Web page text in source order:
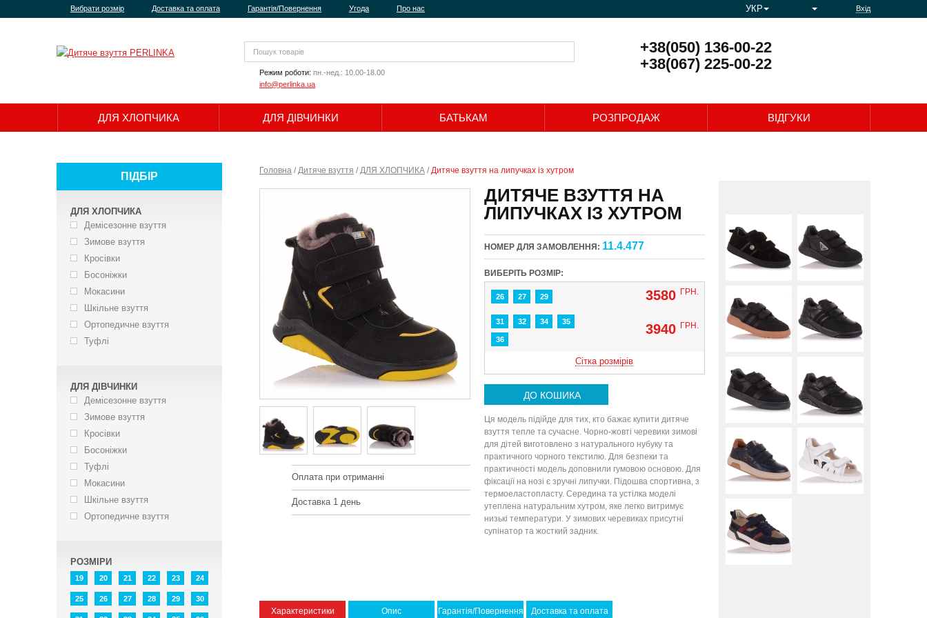
Вибрати розмір Доставка та оплата Гарантія/Повернення Угода Про нас Вхід
УКР
Режим роботи: пн.-нед.: 10.00-18.00
info@perlinka.ua
+38(050) 136-00-22
+38(067) 225-00-22
ДЛЯ ХЛОПЧИКА ДЛЯ ДІВЧИНКИ БАТЬКАМ РОЗПРОДАЖ ВІДГУКИ
Головна /Дитяче взуття /ДЛЯ ХЛОПЧИКА /Дитяче взуття на липучках із хутром
Оплата при отриманні
Доставка 1 день
ДИТЯЧЕ ВЗУТТЯ НА
ЛИПУЧКАХ ІЗ ХУТРОМ
НОМЕР ДЛЯ ЗАМОВЛЕННЯ: 11.4.477
ВИБЕРІТЬ РОЗМІР:
26 27 29 3580 ГРН.
31 32 34 35
36
3940 ГРН.
Сітка розмірів
ДО КОШИКА
Ця модель підійде для тих, кто бажає купити дитяче
взуття тепле та сучасне. Чорно-жовті черевики зимові
для дітей виготовлено з натурального нубуку та
практичного чорного текстилю. Для безпеки та
практичності модель доповнили гумовою основою. Для
фіксації на нозі є зручні липучки. Підошва спортивна, з
термоеластопласту. Середина та устілка моделі
утеплена натуральним хутром, яке легко витримує
низькі температури. У зимових черевиках присутні
супінатор та жосткий задник.
Характеристики Опис Гарантія/Повернення Доставка та оплата
Вверх
ПІДБІР
ДЛЯ ХЛОПЧИКА
Демісезонне взуття
Зимове взуття
Кросівки
Босоніжки
Мокасини
Шкільне взуття
Ортопедичне взуття
Туфлі
ДЛЯ ДІВЧИНКИ
Демісезонне взуття
Зимове взуття
Кросівки
Босоніжки
Туфлі
Мокасини
Шкільне взуття
Ортопедичне взуття
РОЗМІРИ
19 20 21 22 23 24
25 26 27 28 29 30